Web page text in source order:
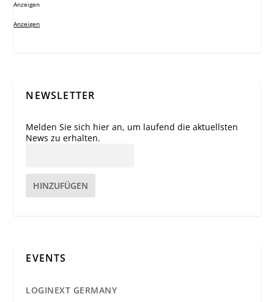
Anzeigen
Anzeigen
NEWSLETTER
Melden Sie sich hier an, um laufend die aktuellsten
News zu erhalten.
HINZUFÜGEN
EVENTS
LOGINEXT GERMANY